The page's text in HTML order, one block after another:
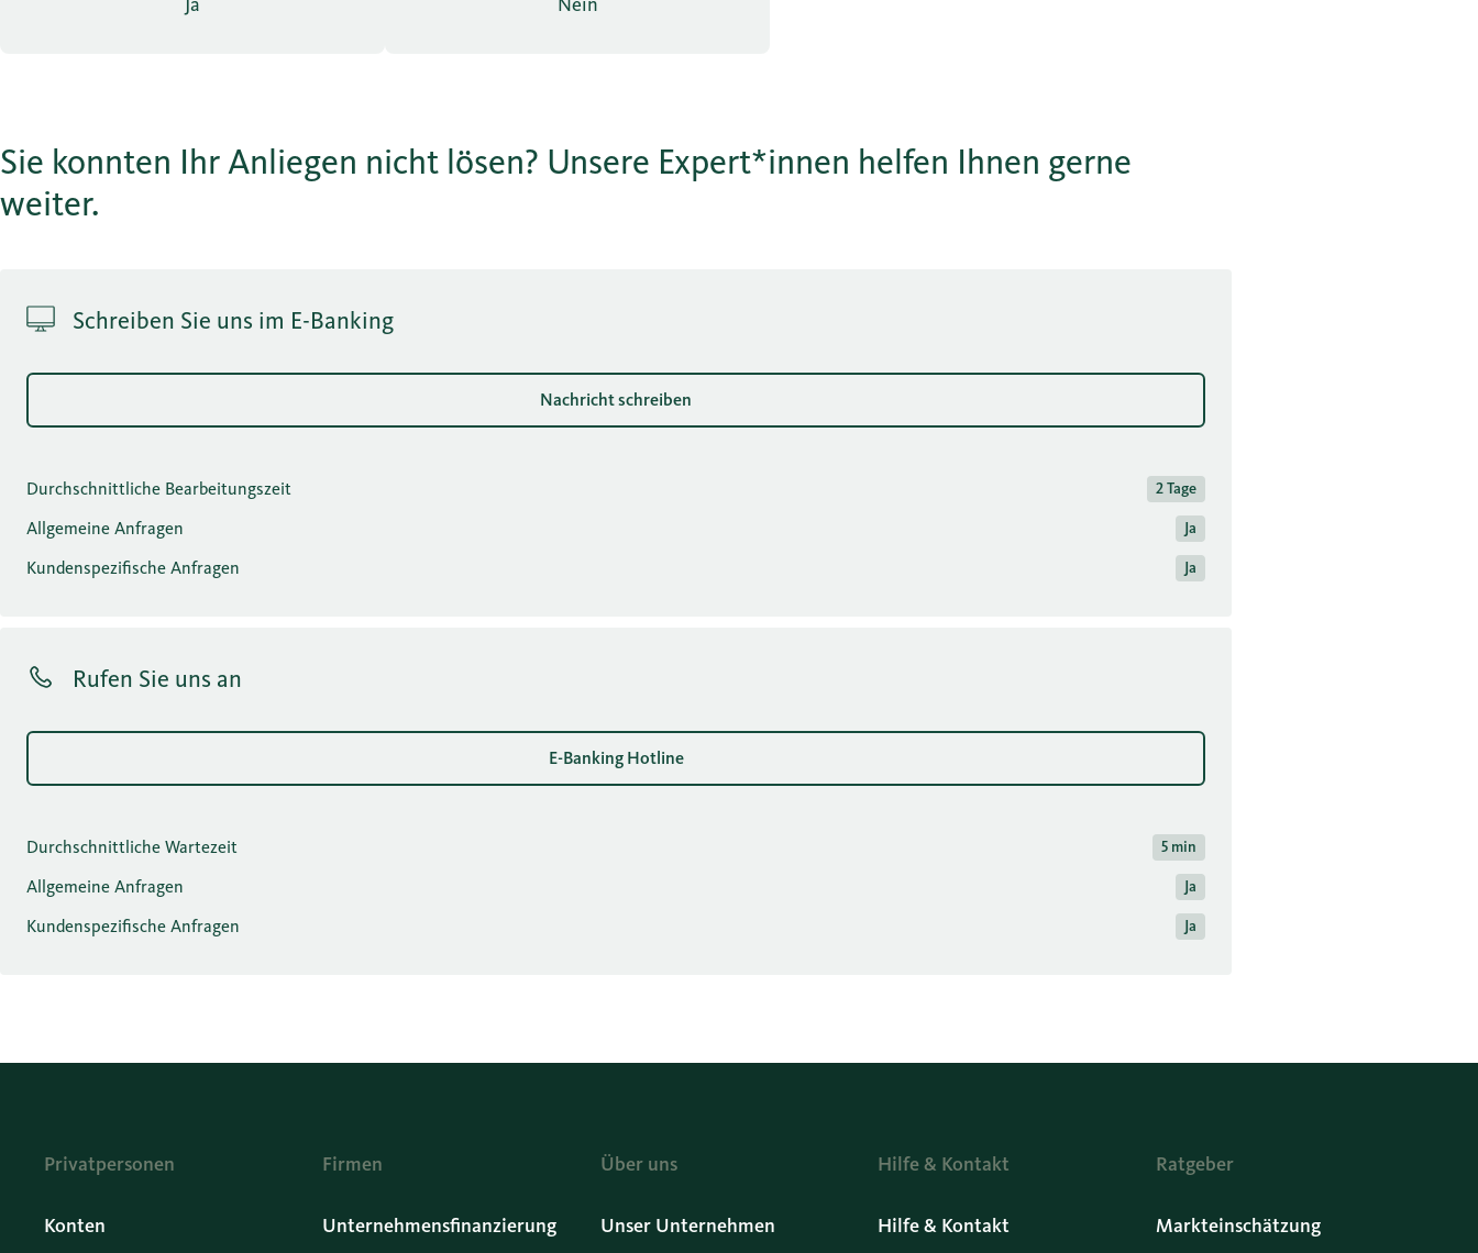
Sie konnten Ihr Anliegen nicht lösen? Unsere Expert*innen helfen Ihnen gerne
weiter.
Schreiben Sie uns im E-Banking
Nachricht schreiben
Durchschnittliche Bearbeitungszeit 2 Tage
Allgemeine Anfragen Ja
Kundenspezifische Anfragen Ja
Rufen Sie uns an
E-Banking Hotline
Durchschnittliche Wartezeit 5 min
Allgemeine Anfragen Ja
Kundenspezifische Anfragen Ja
Privatpersonen
Konten
Firmen
Unternehmensfinanzierung
Über uns
Unser Unternehmen
Hilfe & Kontakt
Hilfe & Kontakt
Ratgeber
Markteinschätzung